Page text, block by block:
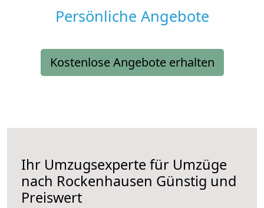
Persönliche Angebote
Kostenlose Angebote erhalten
Ihr Umzugsexperte für Umzüge
nach Rockenhausen Günstig und
Preiswert